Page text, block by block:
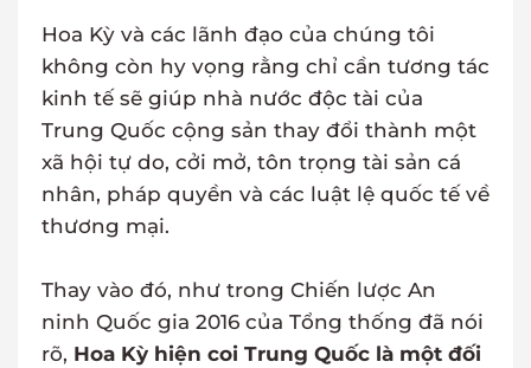
Hoa Kỳ và các lãnh đạo của chúng tôi
không còn hy vọng rằng chỉ cần tương tác
kinh tế sẽ giúp nhà nước độc tài của
Trung Quốc cộng sản thay đổi thành một
xã hội tự do, cởi mở, tôn trọng tài sản cá
nhân, pháp quyền và các luật lệ quốc tế về
thương mại.
Thay vào đó, như trong Chiến lược An
ninh Quốc gia 2016 của Tổng thống đã nói
rõ, Hoa Kỳ hiện coi Trung Quốc là một đối